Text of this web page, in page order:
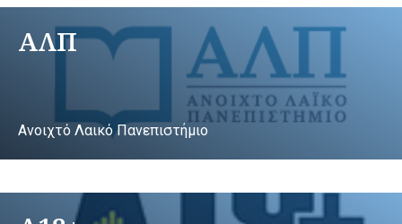
ΑΛΠ
Ανοιχτό Λαικό Πανεπιστήμιο